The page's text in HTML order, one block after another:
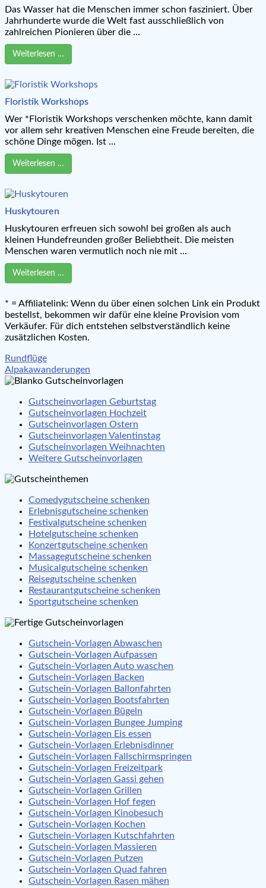
Das Wasser hat die Menschen immer schon fasziniert. Über
Jahrhunderte wurde die Welt fast ausschließlich von
zahlreichen Pionieren über die ...
Weiterlesen …
Floristik Workshops
Wer *Floristik Workshops verschenken möchte, kann damit
vor allem sehr kreativen Menschen eine Freude bereiten, die
schöne Dinge mögen. Ist ...
Weiterlesen …
Huskytouren
Huskytouren erfreuen sich sowohl bei großen als auch
kleinen Hundefreunden großer Beliebtheit. Die meisten
Menschen waren vermutlich noch nie mit ...
Weiterlesen …
* = Affiliatelink: Wenn du über einen solchen Link ein Produkt
bestellst, bekommen wir dafür eine kleine Provision vom
Verkäufer. Für dich entstehen selbstverständlich keine
zusätzlichen Kosten.
Beitragsnavigation
Rundflüge
Alpakawanderungen
Gutscheinvorlagen Geburtstag
Gutscheinvorlagen Hochzeit
Gutscheinvorlagen Ostern
Gutscheinvorlagen Valentinstag
Gutscheinvorlagen Weihnachten
Weitere Gutscheinvorlagen
Comedygutscheine schenken
Erlebnisgutscheine schenken
Festivalgutscheine schenken
Hotelgutscheine schenken
Konzertgutscheine schenken
Massagegutscheine schenken
Musicalgutscheine schenken
Reisegutscheine schenken
Restaurantgutscheine schenken
Sportgutscheine schenken
Gutschein-Vorlagen Abwaschen
Gutschein-Vorlagen Aufpassen
Gutschein-Vorlagen Auto waschen
Gutschein-Vorlagen Backen
Gutschein-Vorlagen Ballonfahrten
Gutschein-Vorlagen Bootsfahrten
Gutschein-Vorlagen Bügeln
Gutschein-Vorlagen Bungee Jumping
Gutschein-Vorlagen Eis essen
Gutschein-Vorlagen Erlebnisdinner
Gutschein-Vorlagen Fallschirmspringen
Gutschein-Vorlagen Freizeitpark
Gutschein-Vorlagen Gassi gehen
Gutschein-Vorlagen Grillen
Gutschein-Vorlagen Hof fegen
Gutschein-Vorlagen Kinobesuch
Gutschein-Vorlagen Kochen
Gutschein-Vorlagen Kutschfahrten
Gutschein-Vorlagen Massieren
Gutschein-Vorlagen Putzen
Gutschein-Vorlagen Quad fahren
Gutschein-Vorlagen Rasen mähen